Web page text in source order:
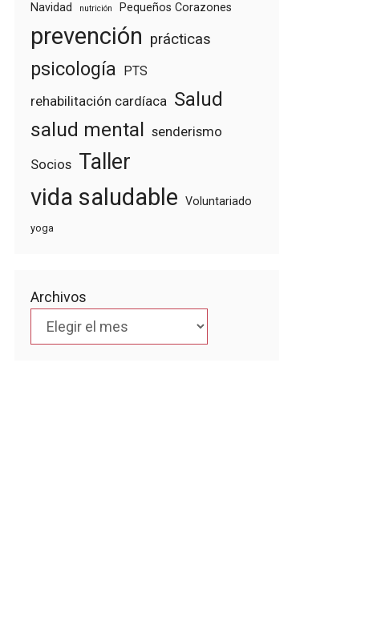
Navidad
nutrición Pequeños Corazones
prevención prácticas
psicología PTS
rehabilitación cardíaca Salud
salud mental senderismo
Socios Taller
vida saludable Voluntariado
yoga
Archivos